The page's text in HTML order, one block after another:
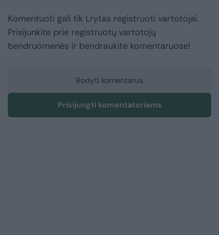
Komentuoti gali tik Lrytas registruoti vartotojai.
Prisijunkite prie registruotų vartotojų
bendruomenės ir bendraukite komentaruose!
Rodyti komentarus
Prisijungti komentatoriams